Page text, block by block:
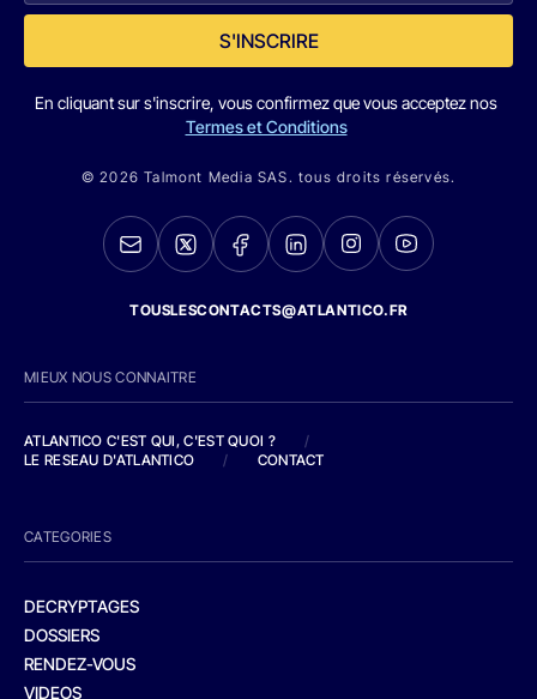
S'INSCRIRE
En cliquant sur s'inscrire, vous confirmez que vous acceptez nos
Termes et Conditions
© 2026 Talmont Media SAS. tous droits réservés.
TOUSLESCONTACTS@ATLANTICO.FR
MIEUX NOUS CONNAITRE
ATLANTICO C'EST QUI, C'EST QUOI ?
/
LE RESEAU D'ATLANTICO
/ CONTACT
CATEGORIES
DECRYPTAGES
DOSSIERS
RENDEZ-VOUS
VIDEOS